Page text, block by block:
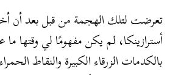
تعرضت لتلك الهجمة من قبل بعد أن
أسترازينكا، لم يكن مفهومًا لي وقتها ما
بالكدمات الزرقاء الكبيرة والنقاط